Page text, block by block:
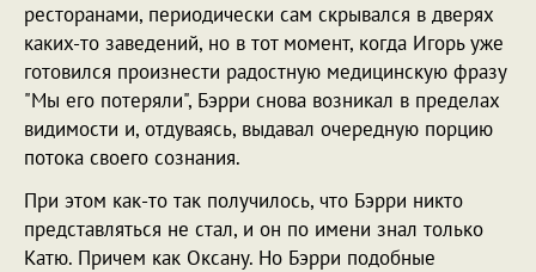
ресторанами, периодически сам скрывался в дверях
каких-то заведений, но в тот момент, когда Игорь уже
готовился произнести радостную медицинскую фразу
"Мы его потеряли", Бэрри снова возникал в пределах
видимости и, отдуваясь, выдавал очередную порцию
потока своего сознания.
При этом как-то так получилось, что Бэрри никто
представляться не стал, и он по имени знал только
Катю. Причем как Оксану. Но Бэрри подобные